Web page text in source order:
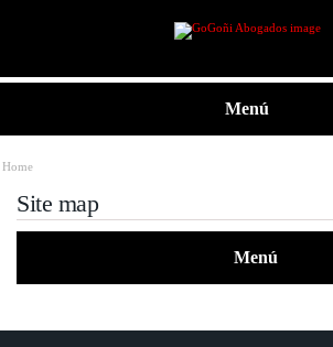
Menú
Home
Site map
Menú